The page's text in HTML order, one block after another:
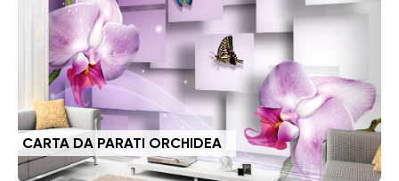
CARTA DA PARATI ORCHIDEA